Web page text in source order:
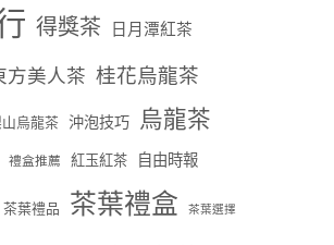
得獎茶 日月潭紅茶
方美人茶 桂花烏龍茶
烏龍茶 沖泡技巧 烏龍茶
禮盒推薦 紅玉紅茶 自由時報
茶葉禮品 茶葉禮盒 茶葉選擇